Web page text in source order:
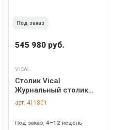
Под заказ
545 980 руб.
VICAL
Столик Vical
Журнальный столик
KHALED арт. 443186
арт. 411801
Под заказ, 4–12 недель